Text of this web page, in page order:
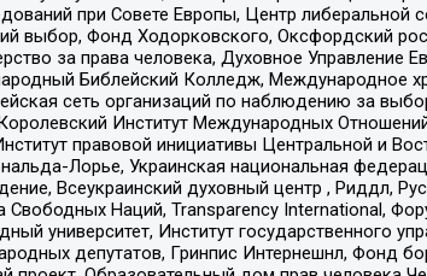
при Совете Европы, Центр либеральной
выбор, Фонд Ходорковского, Оксфордский
за права человека, Духовное Управление
Библейский Колледж, Международное
сеть организаций по наблюдению за
Институт Международных
правовой инициативы Центральной и
Лорье, Украинская национальная
Всеукраинский духовный центр , Риддл,
Наций, Transparеncy International,
университет, Институт государственного
депутатов, Гринпис Интернешнл, Фонд